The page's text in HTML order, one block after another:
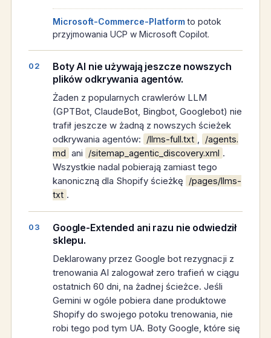
Microsoft-Commerce-Platformto potok
przyjmowania UCP w Microsoft Copilot.
Boty AI nie używają jeszcze nowszych
plików odkrywania agentów.
Żaden z popularnych crawlerów LLM
(GPTBot, ClaudeBot, Bingbot, Googlebot) nie
trafił jeszcze w żadną z nowszych ścieżek
odkrywania agentów:
/llms-full.txt ,
/agents.
md ani /sitemap_agentic_discovery.xml .
Wszystkie nadal pobierają zamiast tego
kanoniczną dla Shopify ścieżkę
/pages/llms-
txt .
Google-Extended ani razu nie odwiedził
sklepu.
Deklarowany przez Google bot rezygnacji z
trenowania AI zalogował zero trafień w ciągu
ostatnich 60 dni, na żadnej ścieżce. Jeśli
Gemini w ogóle pobiera dane produktowe
Shopify do swojego potoku trenowania, nie
robi tego pod tym UA. Boty Google, które się